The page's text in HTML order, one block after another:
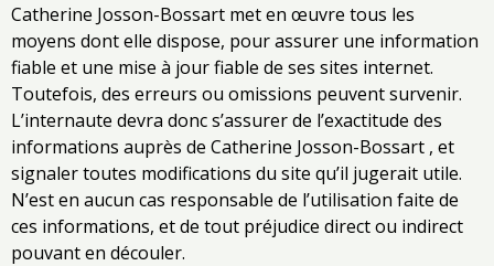
Catherine Josson-Bossart met en œuvre tous les
moyens dont elle dispose, pour assurer une information
fiable et une mise à jour fiable de ses sites internet.
Toutefois, des erreurs ou omissions peuvent survenir.
L’internaute devra donc s’assurer de l’exactitude des
informations auprès de Catherine Josson-Bossart , et
signaler toutes modifications du site qu’il jugerait utile.
N’est en aucun cas responsable de l’utilisation faite de
ces informations, et de tout préjudice direct ou indirect
pouvant en découler.